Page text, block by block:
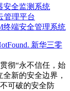
安全监测系统
管理平台
终端安全管理系统
新华三零
彻“永不信任，始
新的安全边界，
可破的安全防